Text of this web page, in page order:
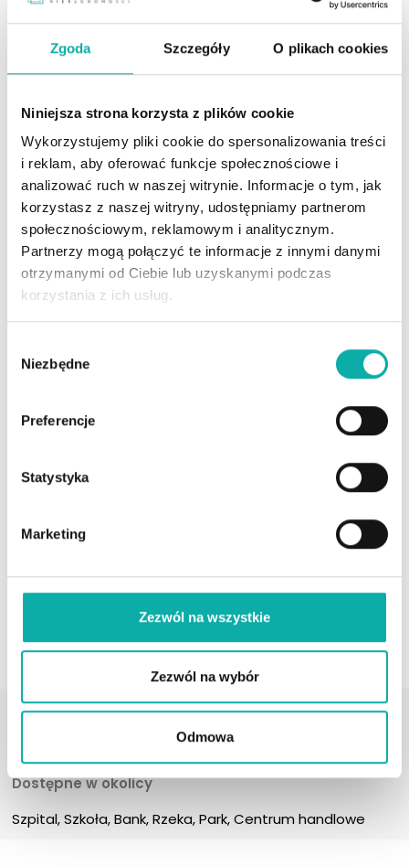
Zgoda Szczegóły O plikach cookies
Niniejsza strona korzysta z plików cookie
Wykorzystujemy pliki cookie do spersonalizowania treści
i reklam, aby oferować funkcje społecznościowe i
analizować ruch w naszej witrynie. Informacje o tym, jak
korzystasz z naszej witryny, udostępniamy partnerom
społecznościowym, reklamowym i analitycznym.
Partnerzy mogą połączyć te informacje z innymi danymi
otrzymanymi od Ciebie lub uzyskanymi podczas
korzystania z ich usług.
zgody
Niezbędne
Preferencje
Statystyka
Marketing
Zezwól na wszystkie
Zezwól na wybór
Odmowa
Dodatkowe informacje
Nie
Tak
Dostępne w okolicy
Szpital, Szkoła, Bank, Rzeka, Park, Centrum handlowe